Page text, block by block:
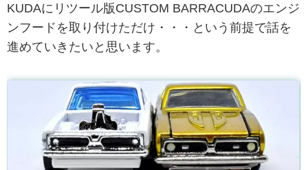
KUDAにリツール版CUSTOM BARRACUDAのエンジ
ンフードを取り付けただけ・・・という前提で話を
進めていきたいと思います。